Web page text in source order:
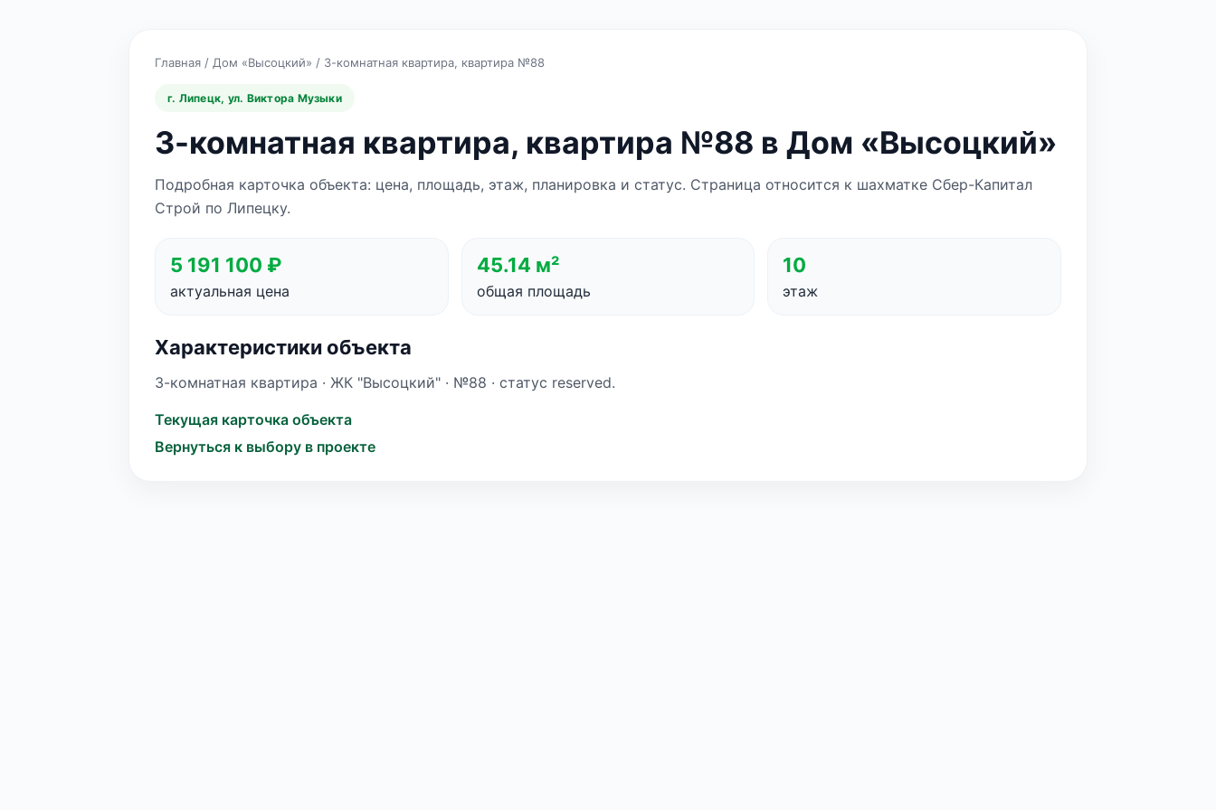
Главная / Дом «Высоцкий» / 3-комнатная квартира, квартира №88
г. Липецк, ул. Виктора Музыки
3-комнатная квартира, квартира №88 в Дом «Высоцкий»
Подробная карточка объекта: цена, площадь, этаж, планировка и статус. Страница относится к шахматке Сбер-Капитал
Строй по Липецку.
5 191 100 ₽
актуальная цена
45.14 м²
общая площадь
10
этаж
Характеристики объекта
3-комнатная квартира · ЖК "Высоцкий" · №88 · статус reserved.
Текущая карточка объекта
Вернуться к выбору в проекте